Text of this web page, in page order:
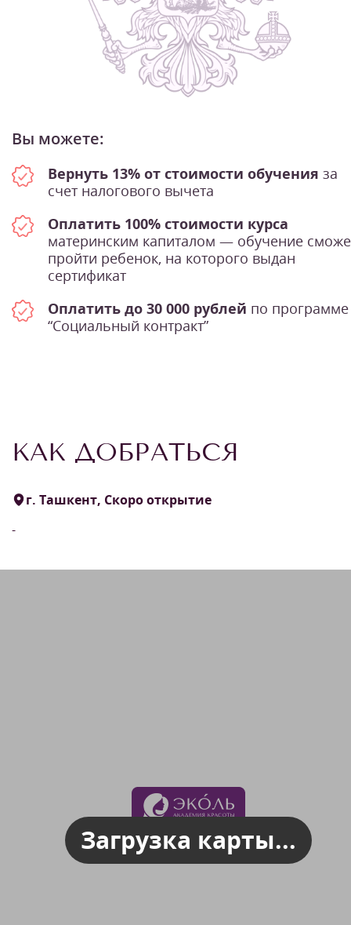
Вы можете:
Вернуть 13% от стоимости обучения за
счет налогового вычета
Оплатить 100% стоимости курса
материнским капиталом — обучение
пройти ребенок, на которого выдан
сертификат
Оплатить до 30 000 рублей по программе
“Социальный контракт”
КАК ДОБРАТЬСЯ
г. Ташкент, Скоро открытие
-
Загрузка карты...